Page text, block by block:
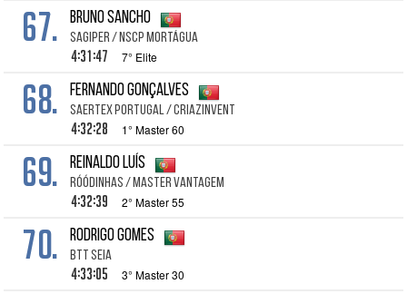
67. Bruno Sancho
SAGIPER / NSCP Mortágua
4:31:47 7° Elite
68. Fernando Gonçalves
SAERTEX Portugal / CRIAZinvent
4:32:28 1° Master 60
69. Reinaldo Luís
RÓÓDINHAS / Master Vantagem
4:32:39 2° Master 55
70. Rodrigo Gomes
BTT Seia
4:33:05 3° Master 30